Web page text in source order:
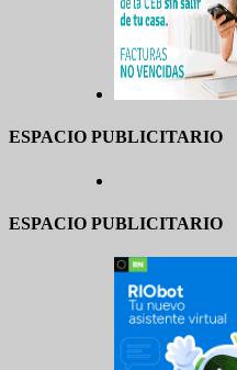
ESPACIO PUBLICITARIO
ESPACIO PUBLICITARIO